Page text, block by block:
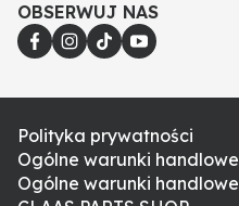
OBSERWUJ NAS
Polityka prywatności
Ogólne warunki handlowe
Ogólne warunki handlowe